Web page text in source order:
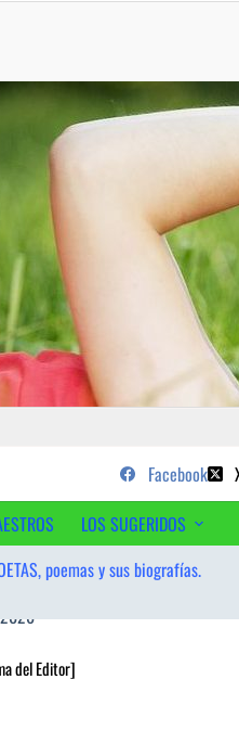
...sus poemas de medio pelo y
Facebook
LOS SUGERIDOS
poemas y sus biografías.
del Editor]